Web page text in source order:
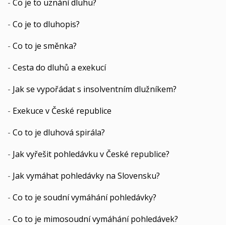
- Co je to uznání dluhu?
- Co je to dluhopis?
- Co to je směnka?
- Cesta do dluhů a exekucí
- Jak se vypořádat s insolventním dlužníkem?
- Exekuce v České republice
- Co to je dluhová spirála?
- Jak vyřešit pohledávku v České republice?
- Jak vymáhat pohledávky na Slovensku?
- Co to je soudní vymáhání pohledávky?
- Co to je mimosoudní vymáhání pohledávek?